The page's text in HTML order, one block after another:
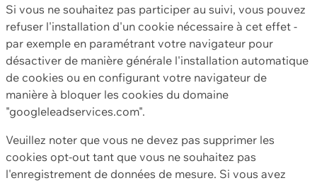
Si vous ne souhaitez pas participer au suivi, vous pouvez
refuser l'installation d'un cookie nécessaire à cet effet -
par exemple en paramétrant votre navigateur pour
désactiver de manière générale l'installation automatique
de cookies ou en configurant votre navigateur de
manière à bloquer les cookies du domaine
"googleleadservices.com".
Veuillez noter que vous ne devez pas supprimer les
cookies opt-out tant que vous ne souhaitez pas
l'enregistrement de données de mesure. Si vous avez